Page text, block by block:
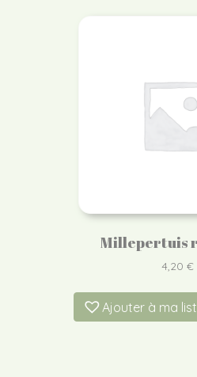
Millepertuis
4,20 €
Ajouter à ma